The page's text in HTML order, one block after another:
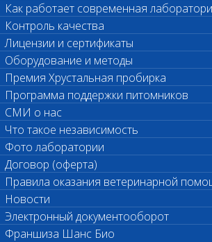
ШАНС БИО
ветеринарная лаборатория
260
с сайта
Как работает современная
Контроль качества
Лицензии и сертификаты
Оборудование и методы
Премия Хрустальная пробирка
Программа поддержки питомников
СМИ о нас
Что такое независимость
Фото лаборатории
Договор (оферта)
Правила оказания ветеринарной
Новости
Электронный документооборот
Франшиза Шанс Био
услуг